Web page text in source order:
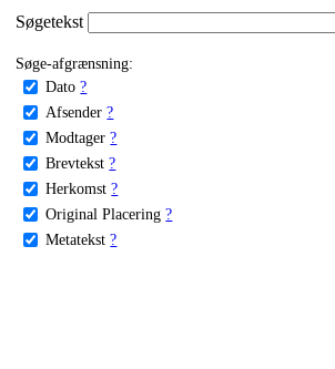
Søgetekst
Søge-afgrænsning:
Dato ?
Afsender ?
Modtager ?
Brevtekst ?
Herkomst ?
Original Placering ?
Metatekst ?